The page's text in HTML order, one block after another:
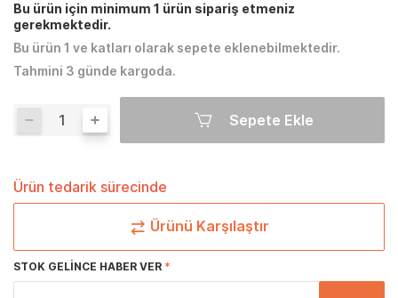
Bu ürün için minimum 1 ürün sipariş etmeniz
gerekmektedir.
Bu ürün 1 ve katları olarak sepete eklenebilmektedir.
Tahmini 3 günde kargoda.
Sepete Ekle
Ürün tedarik sürecinde
Ürünü Karşılaştır
STOK GELINCE HABER VER